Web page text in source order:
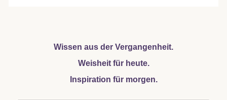
Wissen aus der Vergangenheit.
Weisheit für heute.
Inspiration für morgen.